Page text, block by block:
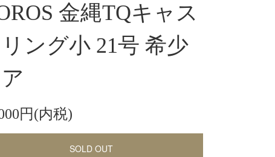
金縄TQキャス
リング小 21号 希少
円(内税)
SOLD OUT